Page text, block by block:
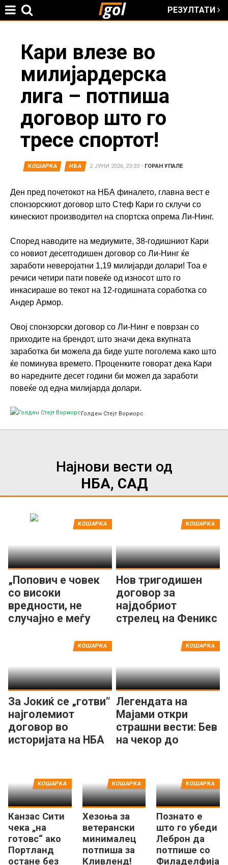
РЕЗУЛТАТИ
here
Кари влезе во
милијардерска
лига – потпиша
договор што го
тресе спортот!
КОШАРКА НБА 2 ЈУНИ 2026, 23:33 • ГОРАН УПАЛЕ
Ден пред почетокот на НБА финалето, главна вест е
спонзорскиот договор што Стеф Кари го склучи со
кинескиот производител на спортска опрема Ли-Нинг.
Според наводите на медиумите, 38-годишниот Кари
со новиот десетгодишен договор со Ли-Нинг ќе
заработи неверојатни 1,19 милијарди долари! Тоа е
речиси четири пати повеќе од износот што го
инкасираше во текот на 12-годишната соработка со
Андер Армор.
Овој спонзорски договор со Ли-Нинг е поврзан со
приходите на брендот, што значи дека вкупната
заработка би можела да биде уште поголема како што
ќе поминува времето. Проценките говорат дека Кари
во наредните десет години би можел да заработи
повеќе од една милијарда долари.
Голден Стејт Вориорс
Најнови вести од
НБА, САД
„Попович е човек
со високи
вредности, не
случајно е меѓу
КОШАРКА
Нов тригодишен
договор за
најдобриот
стрелец на Феникс
КОШАРКА
За Јокиќ се „готви“
најголемиот
договор во
историјата на НБА
КОШАРКА
Легендата на
Мајами откри
страшни вести: Бев
на чекор до
КОШАРКА
Канзас Сити
чека „на
готовс“ ако
Портланд
остане без
КОШАРКА
Хезоња за
ветерански
минималец
потпиша за
Кливленд!
КОШАРКА
Познато е
што го убеди
Леброн да
потпише со
Филаделфија
КОШАРКА